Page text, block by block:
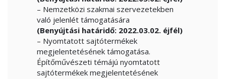
– Nemzetközi szakmai szervezetekben
való jelenlét támogatására
(Benyújtási határidő: 2022.03.02. éjfél)
– Nyomtatott sajtótermékek
megjelentetésének támogatása.
Építőművészeti témájú nyomtatott
sajtótermékek megjelentetésének